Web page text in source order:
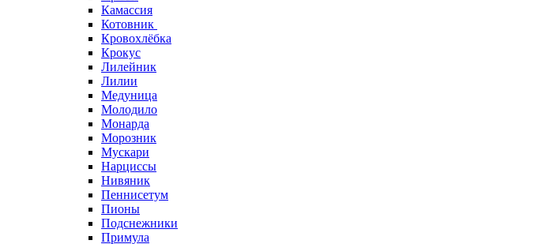
Камассия
Котовник
Кровохлёбка
Крокус
Лилейник
Лилии
Медуница
Молодило
Монарда
Морозник
Мускари
Нарциссы
Нивяник
Пеннисетум
Пионы
Подснежники
Примула